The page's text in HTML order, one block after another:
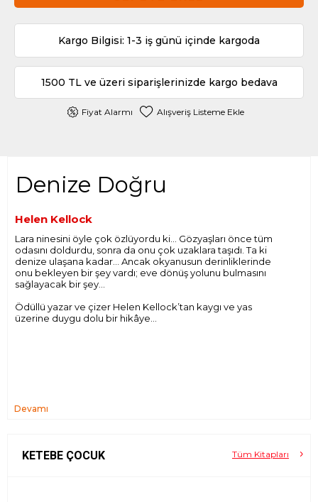
Kargo Bilgisi: 1-3 iş günü içinde kargoda
1500 TL ve üzeri siparişlerinizde kargo bedava
Fiyat Alarmı Alışveriş Listeme Ekle
Denize Doğru
Helen Kellock
Lara ninesini öyle çok özlüyordu ki… Gözyaşları önce tüm
odasını doldurdu, sonra da onu çok uzaklara taşıdı. Ta ki
denize ulaşana kadar… Ancak okyanusun derinliklerinde
onu bekleyen bir şey vardı; eve dönüş yolunu bulmasını
sağlayacak bir şey…
Ödüllü yazar ve çizer Helen Kellock’tan kaygı ve yas
üzerine duygu dolu bir hikâye…
Devamı
KETEBE ÇOCUK Tüm Kitapları